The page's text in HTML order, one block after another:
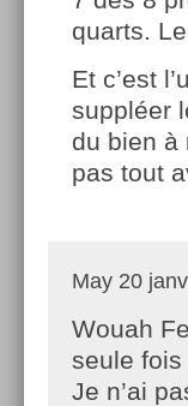
quarts.
Et c’est
suppléer
du bien à
pas tout
May 20
Wouah
seule fois
Je n’ai